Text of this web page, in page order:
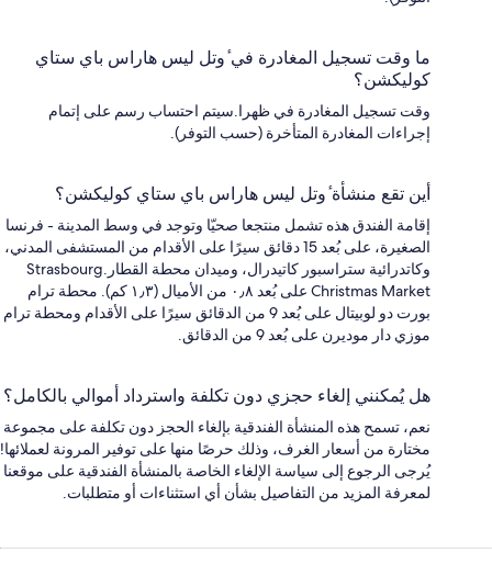
ما وقت تسجيل المغادرة في ٔوتل ليس هاراس باي ستاي
كوليكشن؟
وقت تسجيل المغادرة في ظهرا.سيتم احتساب رسم على إتمام
إجراءات المغادرة المتأخرة (حسب التوفر).
أين تقع منشأة ٔوتل ليس هاراس باي ستاي كوليكشن؟
إقامة الفندق هذه تشمل منتجعا صحيّا وتوجد في وسط المدينة - فرنسا
الصغيرة، على بُعد 15 دقائق سيرًا على الأقدام من المستشفى المدني،
وكاتدرائية ستراسبور كاتيدرال، وميدان محطة القطار.Strasbourg
Christmas Market على بُعد ٠٫٨ من الأميال (١٫٣ كم). محطة ترام
بورت دو لوبيتال على بُعد 9 من الدقائق سيرًا على الأقدام ومحطة ترام
موزي دار موديرن على بُعد 9 من الدقائق.
هل يُمكنني إلغاء حجزي دون تكلفة واسترداد أموالي بالكامل؟
نعم، تسمح هذه المنشأة الفندقية بإلغاء الحجز دون تكلفة على مجموعة
مختارة من أسعار الغرف، وذلك حرصًا منها على توفير المرونة لعملائها!
يُرجى الرجوع إلى سياسة الإلغاء الخاصة بالمنشأة الفندقية على موقعنا
لمعرفة المزيد من التفاصيل بشأن أي استثناءات أو متطلبات.